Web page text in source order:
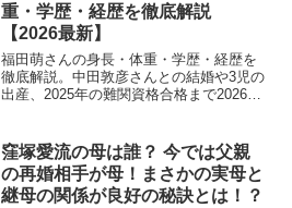
重・学歴・経歴を徹底解説
【2026最新】
福田萌さんの身長・体重・学歴・経歴を
徹底解説。中田敦彦さんとの結婚や3児の
出産、2025年の難関資格合格まで2026年
窪塚愛流の母は誰？ 今では父親
の再婚相手が母！まさかの実母と
継母の関係が良好の秘訣とは！？